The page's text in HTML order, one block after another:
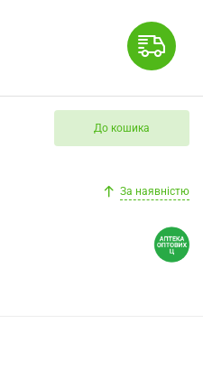
До кошика
За наявністю